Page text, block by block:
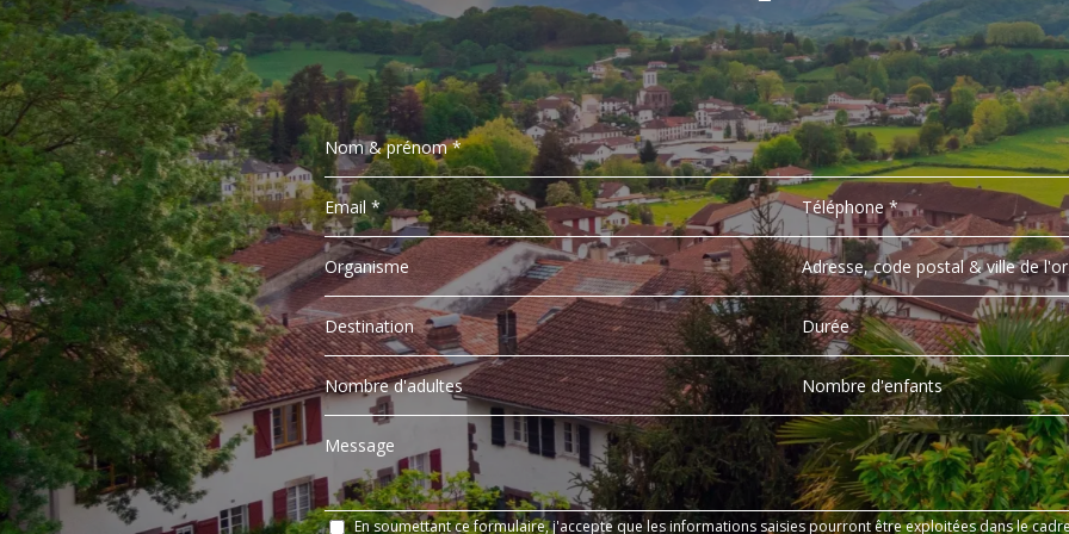
En soumettant ce formulaire, j'accepte que les informations saisies pourront être exploitées dans le